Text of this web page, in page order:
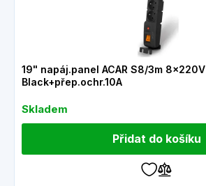
19" napáj.panel ACAR S8/3m 8x220V
Black+přep.ochr.10A
Skladem
Přidat do košíku